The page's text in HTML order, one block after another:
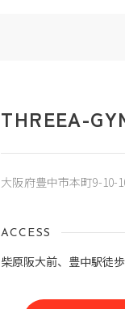
THREEA-
大阪府豊中市本町9-10-
ACCESS
柴原阪大前、豊中駅徒